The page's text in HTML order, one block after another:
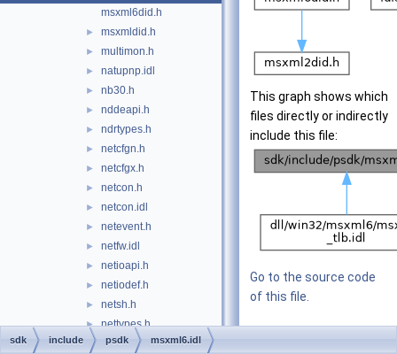
msxml6did.h
► msxmldid.h
► multimon.h
► natupnp.idl
► nb30.h
► nddeapi.h
► ndrtypes.h
► netcfgn.h
► netcfgx.h
► netcon.h
► netcon.idl
► netevent.h
► netfw.idl
► netioapi.h
► netiodef.h
► netsh.h
► nettypes.h
► newdev.h
This graph shows which
files directly or indirectly
include this file:
Go to the source code
of this file.
Classes
sdk include psdk msxml6.idl